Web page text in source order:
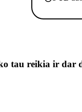
tau reikia ir dar